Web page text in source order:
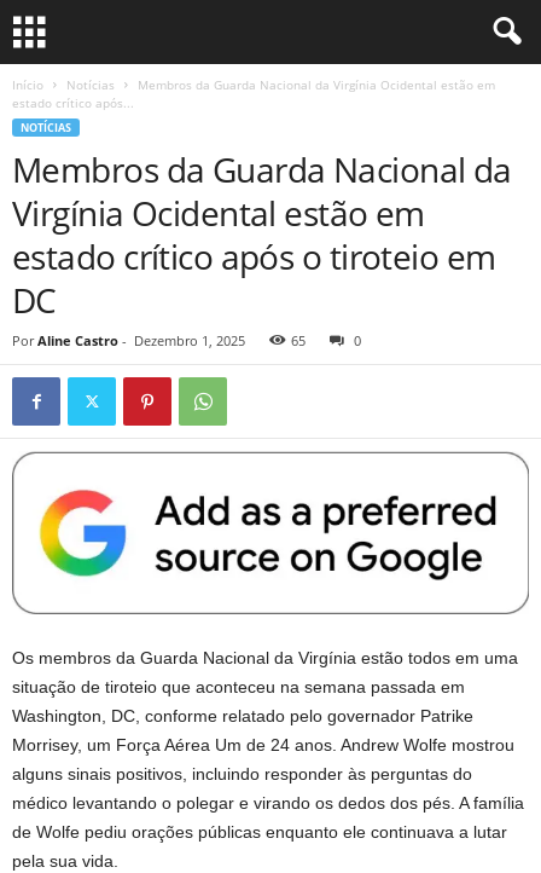
Início Notícias
Membros da Guarda Nacional da Virgínia Ocidental estão em
estado crítico após...
NOTÍCIAS
Membros da Guarda Nacional da
Virgínia Ocidental estão em
estado crítico após o tiroteio em
DC
Por Aline Castro - Dezembro 1, 2025 65 0
Os membros da Guarda Nacional da Virgínia estão todos em uma
situação de tiroteio que aconteceu na semana passada em
Washington, DC, conforme relatado pelo governador Patrike
Morrisey, um Força Aérea Um de 24 anos. Andrew Wolfe mostrou
alguns sinais positivos, incluindo responder às perguntas do
médico levantando o polegar e virando os dedos dos pés. A família
de Wolfe pediu orações públicas enquanto ele continuava a lutar
pela sua vida.